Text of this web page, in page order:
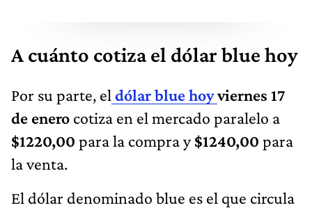
A cuánto cotiza el dólar blue hoy
Por su parte, el dólar blue hoyviernes 17
de enero cotiza en el mercado paralelo a
$1220,00 para la compra y$1240,00 para
la venta.
El dólar denominado blue es el que circula